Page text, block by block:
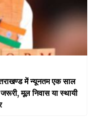
में न्यूनतम एक साल
मूल निवास या स्थायी